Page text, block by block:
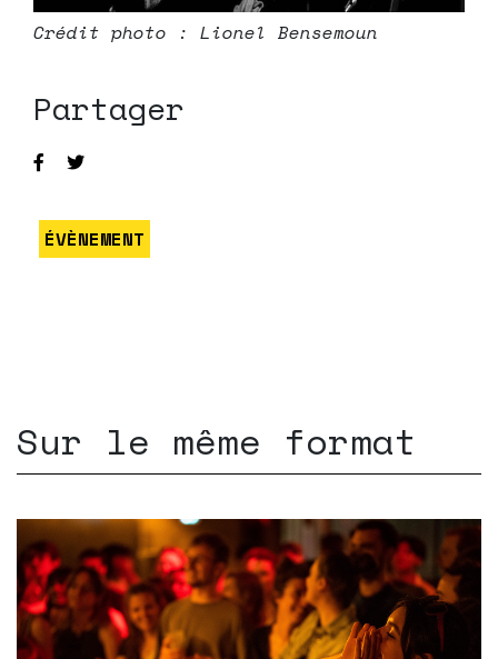
Crédit photo : Lionel Bensemoun
Partager
ÉVÈNEMENT
Sur le même format